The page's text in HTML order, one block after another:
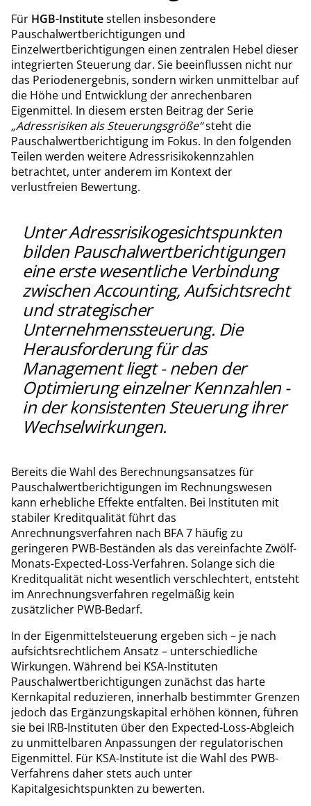
Für HGB-Institutestellen insbesondere
Pauschalwertberichtigungen und
Einzelwertberichtigungen einen zentralen Hebel dieser
integrierten Steuerung dar. Sie beeinflussen nicht nur
das Periodenergebnis, sondern wirken unmittelbar auf
die Höhe und Entwicklung der anrechenbaren
Eigenmittel. In diesem ersten Beitrag der Serie
„Adressrisiken als Steuerungsgröße“steht die
Pauschalwertberichtigung im Fokus. In den folgenden
Teilen werden weitere Adressrisikokennzahlen
betrachtet, unter anderem im Kontext der
verlustfreien Bewertung.
Unter Adressrisikogesichtspunkten
bilden Pauschalwertberichtigungen
eine erste wesentliche Verbindung
zwischen Accounting, Aufsichtsrecht
und strategischer
Unternehmenssteuerung. Die
Herausforderung für das
Management liegt - neben der
Optimierung einzelner Kennzahlen -
in der konsistenten Steuerung ihrer
Wechselwirkungen.
Bereits die Wahl des Berechnungsansatzes für
Pauschalwertberichtigungen im Rechnungswesen
kann erhebliche Effekte entfalten. Bei Instituten mit
stabiler Kreditqualität führt das
Anrechnungsverfahren nach BFA 7 häufig zu
geringeren PWB-Beständen als das vereinfachte Zwölf-
Monats-Expected-Loss-Verfahren. Solange sich die
Kreditqualität nicht wesentlich verschlechtert, entsteht
im Anrechnungsverfahren regelmäßig kein
zusätzlicher PWB-Bedarf.
In der Eigenmittelsteuerung ergeben sich – je nach
aufsichtsrechtlichem Ansatz – unterschiedliche
Wirkungen. Während bei KSA-Instituten
Pauschalwertberichtigungen zunächst das harte
Kernkapital reduzieren, innerhalb bestimmter Grenzen
jedoch das Ergänzungskapital erhöhen können, führen
sie bei IRB-Instituten über den Expected-Loss-Abgleich
zu unmittelbaren Anpassungen der regulatorischen
Eigenmittel. Für KSA-Institute ist die Wahl des PWB-
Verfahrens daher stets auch unter
Kapitalgesichtspunkten zu bewerten.